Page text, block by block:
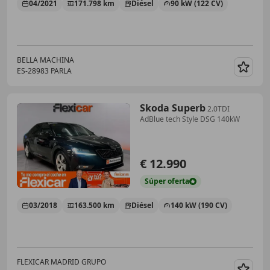
04/2021 171.798 km Diésel 90 kW (122 CV)
BELLA MACHINA
ES-28983 PARLA
Skoda Superb2.0TDI
AdBlue tech Style DSG 140kW
€ 12.990
Súperoferta
03/2018 163.500 km Diésel 140 kW (190 CV)
FLEXICAR MADRID GRUPO